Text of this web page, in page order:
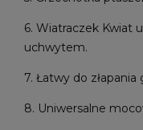
6. Wiatraczek Kwiat
uchwytem.
7. Łatwy do złapania
8. Uniwersalne